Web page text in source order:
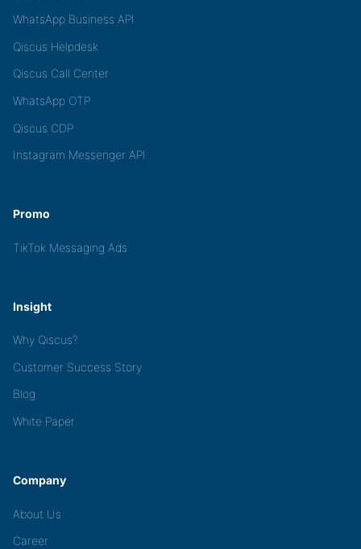
WhatsApp Business API
Qiscus Helpdesk
Qiscus Call Center
WhatsApp OTP
Qiscus CDP
Instagram Messenger API
Promo
TikTok Messaging Ads
Insight
Why Qiscus?
Customer Success Story
Blog
White Paper
Company
About Us
Career